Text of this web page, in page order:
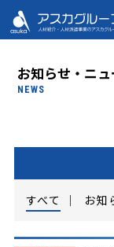
お知らせ・ニュ
NEWS
すべて ｜ お知